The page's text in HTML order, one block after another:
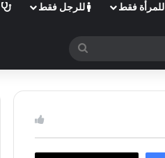
للمرأة فقط للرجل فقط
بحث
عن